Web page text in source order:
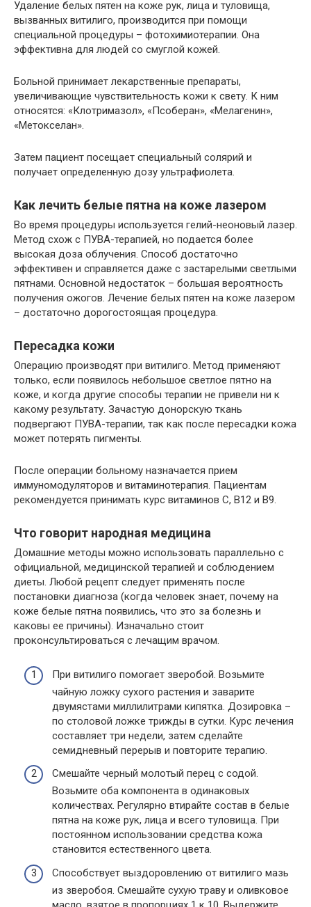
Удаление белых пятен на коже рук, лица и туловища,
вызванных витилиго, производится при помощи
специальной процедуры – фотохимиотерапии. Она
эффективна для людей со смуглой кожей.
Больной принимает лекарственные препараты,
увеличивающие чувствительность кожи к свету. К ним
относятся: «Клотримазол», «Псоберан», «Мелагенин»,
«Метокселан».
Затем пациент посещает специальный солярий и
получает определенную дозу ультрафиолета.
Как лечить белые пятна на коже лазером
Во время процедуры используется гелий-неоновый лазер.
Метод схож с ПУВА-терапией, но подается более
высокая доза облучения. Способ достаточно
эффективен и справляется даже с застарелыми светлыми
пятнами. Основной недостаток – большая вероятность
получения ожогов. Лечение белых пятен на коже лазером
– достаточно дорогостоящая процедура.
Пересадка кожи
Операцию производят при витилиго. Метод применяют
только, если появилось небольшое светлое пятно на
коже, и когда другие способы терапии не привели ни к
какому результату. Зачастую донорскую ткань
подвергают ПУВА-терапии, так как после пересадки кожа
может потерять пигменты.
После операции больному назначается прием
иммуномодуляторов и витаминотерапия. Пациентам
рекомендуется принимать курс витаминов С, В12 и В9.
Что говорит народная медицина
Домашние методы можно использовать параллельно с
официальной, медицинской терапией и соблюдением
диеты. Любой рецепт следует применять после
постановки диагноза (когда человек знает, почему на
коже белые пятна появились, что это за болезнь и
каковы ее причины). Изначально стоит
проконсультироваться с лечащим врачом.
При витилиго помогает зверобой. Возьмите
чайную ложку сухого растения и заварите
двумястами миллилитрами кипятка. Дозировка –
по столовой ложке трижды в сутки. Курс лечения
составляет три недели, затем сделайте
семидневный перерыв и повторите терапию.
Смешайте черный молотый перец с содой.
Возьмите оба компонента в одинаковых
количествах. Регулярно втирайте состав в белые
пятна на коже рук, лица и всего туловища. При
постоянном использовании средства кожа
становится естественного цвета.
Способствует выздоровлению от витилиго мазь
из зверобоя. Смешайте сухую траву и оливковое